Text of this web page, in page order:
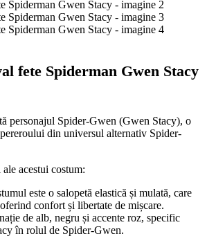
fete Spiderman Gwen Stacy
personajul Spider-Gwen (Gwen Stacy), o
din universul alternativ Spider-
acestui costum:
este o salopetă elastică și mulată, care
confort și libertate de mișcare.
de alb, negru și accente roz, specific
în rolul de Spider-Gwen.